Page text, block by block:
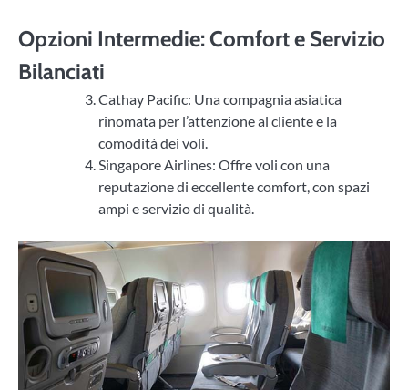
Opzioni Intermedie: Comfort e Servizio
Bilanciati
Cathay Pacific: Una compagnia asiatica
rinomata per l’attenzione al cliente e la
comodità dei voli.
Singapore Airlines: Offre voli con una
reputazione di eccellente comfort, con spazi
ampi e servizio di qualità.